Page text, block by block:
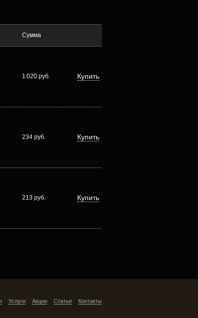
Сумма
1 020 руб. Купить
234 руб. Купить
213 руб. Купить
Услуги Акции Статьи Контакты